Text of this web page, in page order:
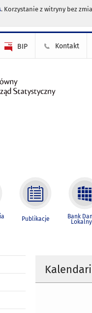
. Korzystanie z witryny bez
BIP Kontakt
Publikacje Bank